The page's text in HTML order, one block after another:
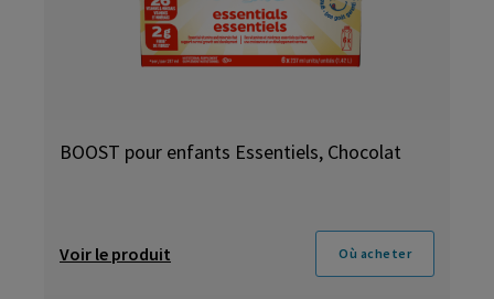
BOOST pour enfants Essentiels, Chocolat
Voir le produit Où acheter